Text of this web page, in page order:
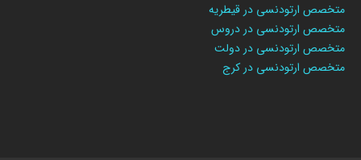
متخصص ارتودنسی در قیطریه
متخصص ارتودنسی در دروس
متخصص ارتودنسی در دولت
متخصص ارتودنسی در کرج